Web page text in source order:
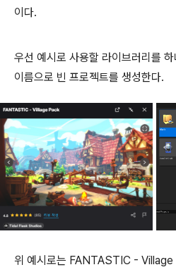
이다.
우선 예시로 사용할 라이브러리를
이름으로 빈 프로젝트를 생성한다.
위 예시로는 FANTASTIC - Village